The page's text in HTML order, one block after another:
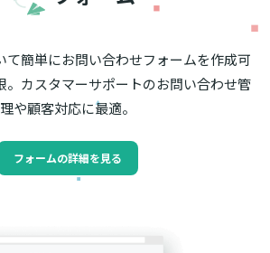
て簡単にお問い合わせフォームを作成可
。カスタマーサポートのお問い合わせ管
理や顧客対応に最適。
フォームの詳細を見る